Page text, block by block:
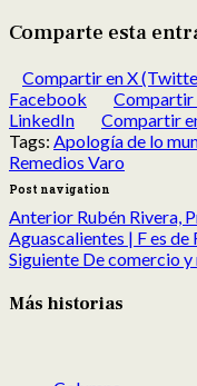
Comparte esta
Compartir en X
Facebook
Compartir
LinkedIn
Compartir
Tags: Apología de lo
Remedios Varo
Post navigation
Anterior Rubén Rivera,
Aguascalientes | F es
Siguiente De comercio
Más historias